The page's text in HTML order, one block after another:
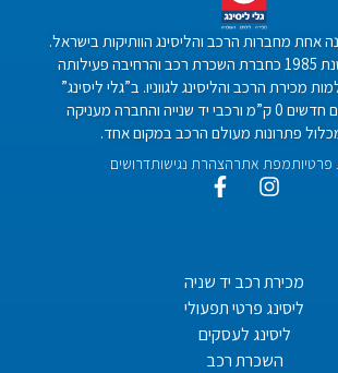
אחת מחברות הרכב והליסינג הוותיקות בישראל.
היא החלה דרכה בשנת 1985 כחברת השכרת רכב והרחיבה פעילותה
מכירת הרכב והליסינג לגווניו. ב”גלי ליסינג”
מגוון רחב של רכבים חדשים 0 ק”מ ורכבי יד שנייה והחברה מעניקה
פתרונות מעולם הרכב במקום אחד.
פרטיותמפת אתרהצהרת נגישותדרושים
מכירת רכב יד שניה
ליסינג פרטי תפעולי
ליסינג לעסקים
השכרת רכב